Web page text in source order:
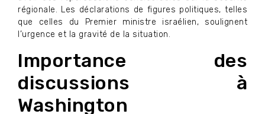
régionale. Les déclarations de figures politiques, telles
que celles du Premier ministre israélien, soulignent
l’urgence et la gravité de la situation.
Importance des
discussions à
Washington